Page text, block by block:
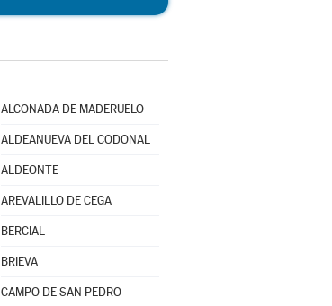
ALCONADA DE MADERUELO
ALDEANUEVA DEL CODONAL
ALDEONTE
AREVALILLO DE CEGA
BERCIAL
BRIEVA
CAMPO DE SAN PEDRO